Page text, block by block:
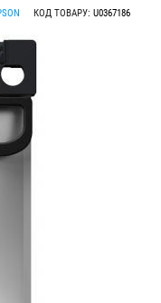
КОД ТОВАРУ: U0367186